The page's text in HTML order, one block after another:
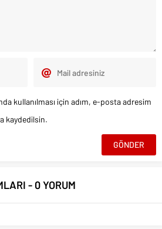
kullanılması için adım, e-posta adresim
kaydedilsin.
- 0 YORUM